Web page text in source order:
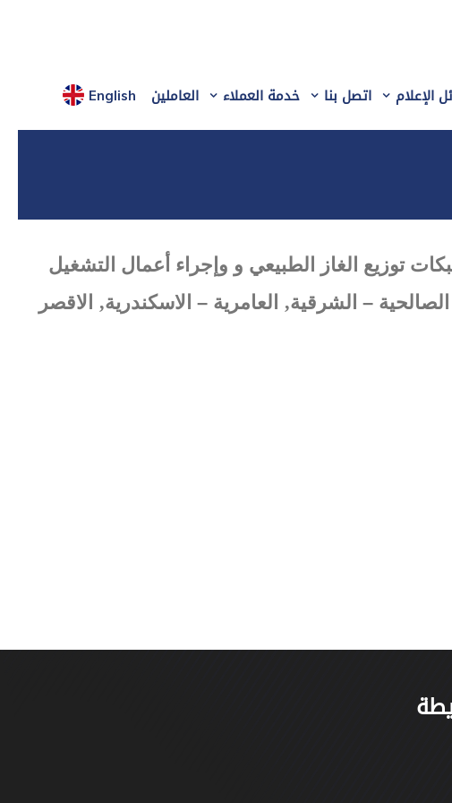
الإعلام اتصل بنا خدمة العملاء العاملين English
توزيع الغاز الطبيعي و وإجراء أعمال التشغيل
الصالحية – الشرقية, العامرية – الاسكندرية, الاقصر